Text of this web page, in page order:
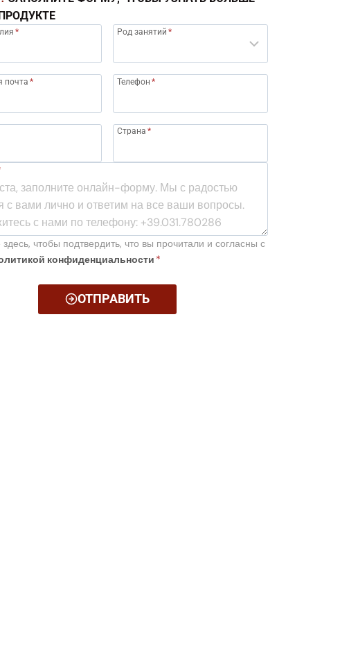
* Род занятий *
почта * Телефон *
Страна *
чтобы подтвердить, что вы прочитали и согласны с
конфиденциальности *
ОТПРАВИТЬ